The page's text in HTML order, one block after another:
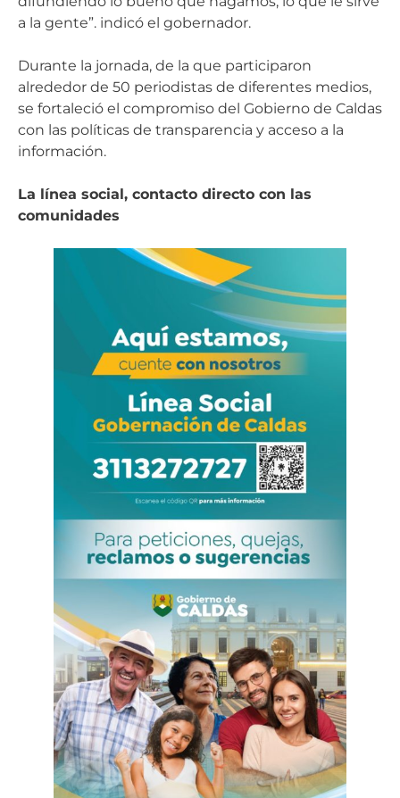
a la gente”. indicó el gobernador.
Durante la jornada, de la que participaron
alrededor de 50 periodistas de diferentes medios,
se fortaleció el compromiso del Gobierno de Caldas
con las políticas de transparencia y acceso a la
información.
La línea social, contacto directo con las
comunidades